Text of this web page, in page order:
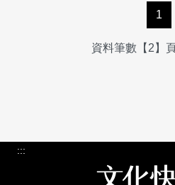
1
資料筆數【2】
:::